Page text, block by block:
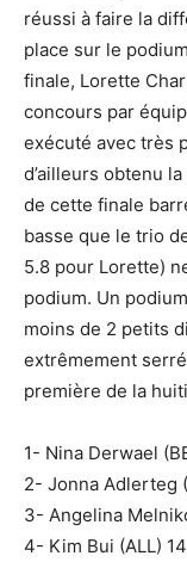
réussi à faire la
place sur le
finale, Lorette
concours par
exécuté avec très
d’ailleurs obtenu
de cette finale
basse que le trio
5.8 pour Lorette)
podium. Un
moins de 2 petits
extrêmement
première de la
1- Nina Derwael
2- Jonna Adlerteg
3- Angelina
4- Kim Bui (ALL)